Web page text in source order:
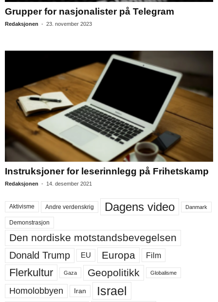
Grupper for nasjonalister på Telegram
Redaksjonen - 23. november 2023
Instruksjoner for leserinnlegg på Frihetskamp
Redaksjonen - 14. desember 2021
Aktivisme Andre verdenskrig Dagens video Danmark
Demonstrasjon
Den nordiske motstandsbevegelsen
Donald Trump EU Europa Film
Flerkultur Gaza Geopolitikk Globalisme
Homolobbyen Iran Israel